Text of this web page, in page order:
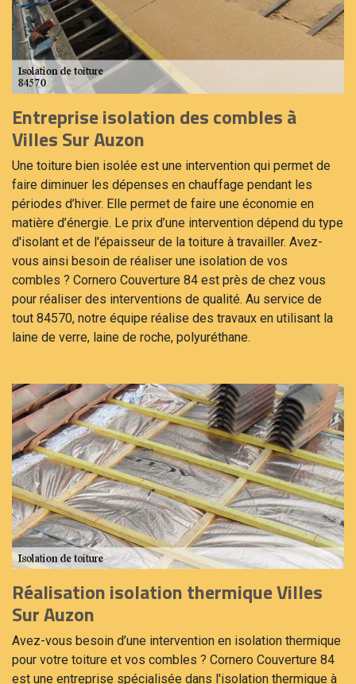
Entreprise isolation des combles à
Villes Sur Auzon
Une toiture bien isolée est une intervention qui permet de
faire diminuer les dépenses en chauffage pendant les
périodes d’hiver. Elle permet de faire une économie en
matière d’énergie. Le prix d’une intervention dépend du type
d'isolant et de l'épaisseur de la toiture à travailler. Avez-
vous ainsi besoin de réaliser une isolation de vos
combles ? Cornero Couverture 84 est près de chez vous
pour réaliser des interventions de qualité. Au service de
tout 84570, notre équipe réalise des travaux en utilisant la
laine de verre, laine de roche, polyuréthane.
Réalisation isolation thermique Villes
Sur Auzon
Avez-vous besoin d’une intervention en isolation thermique
pour votre toiture et vos combles ? Cornero Couverture 84
est une entreprise spécialisée dans l'isolation thermique à